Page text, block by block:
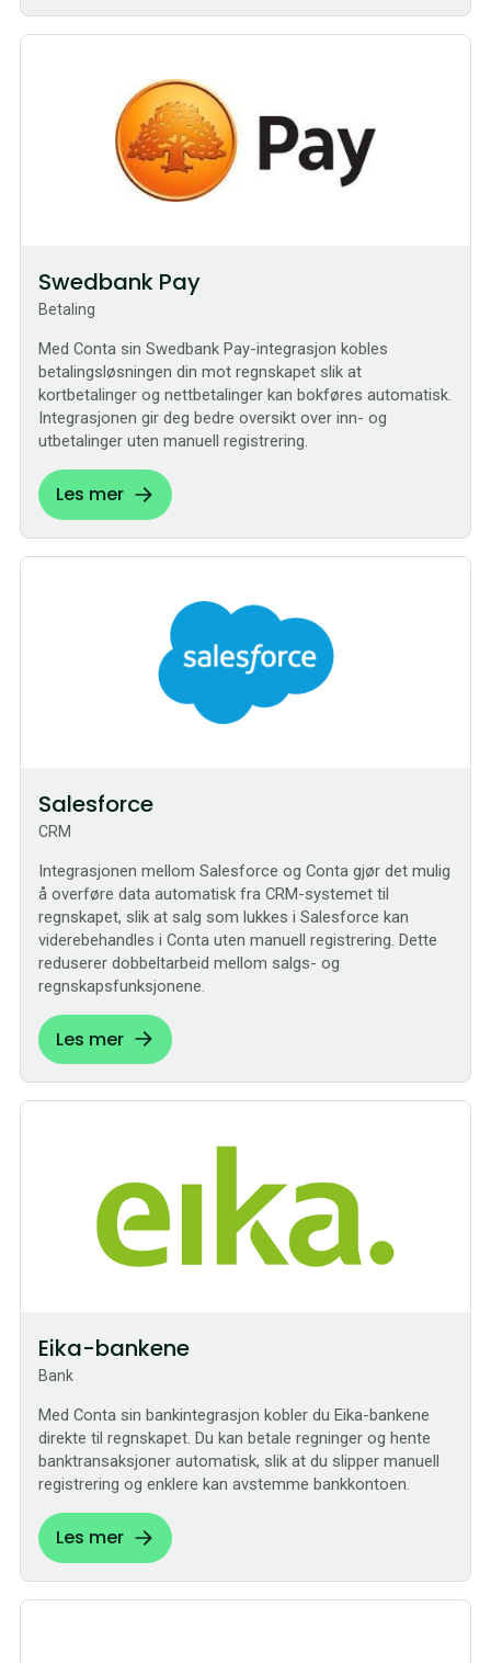
Swedbank Pay
Betaling
Med Conta sin Swedbank Pay-integrasjon kobles
betalingsløsningen din mot regnskapet slik at
kortbetalinger og nettbetalinger kan bokføres automatisk.
Integrasjonen gir deg bedre oversikt over inn- og
utbetalinger uten manuell registrering.
Les mer
Salesforce
CRM
Integrasjonen mellom Salesforce og Conta gjør det mulig
å overføre data automatisk fra CRM-systemet til
regnskapet, slik at salg som lukkes i Salesforce kan
viderebehandles i Conta uten manuell registrering. Dette
reduserer dobbeltarbeid mellom salgs- og
regnskapsfunksjonene.
Les mer
Eika-bankene
Bank
Med Conta sin bankintegrasjon kobler du Eika-bankene
direkte til regnskapet. Du kan betale regninger og hente
banktransaksjoner automatisk, slik at du slipper manuell
registrering og enklere kan avstemme bankkontoen.
Les mer